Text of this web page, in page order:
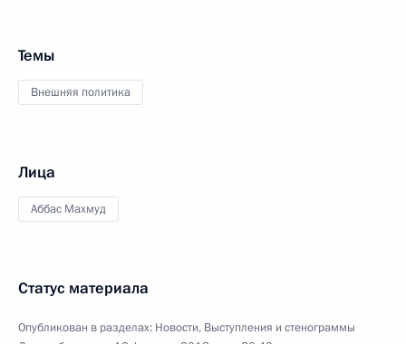
Темы
Внешняя политика
Лица
Аббас Махмуд
Статус материала
Опубликован в разделах: Новости, Выступления и стенограммы